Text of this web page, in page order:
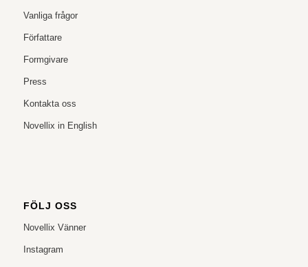
Vanliga frågor
Författare
Formgivare
Press
Kontakta oss
Novellix in English
FÖLJ OSS
Novellix Vänner
Instagram